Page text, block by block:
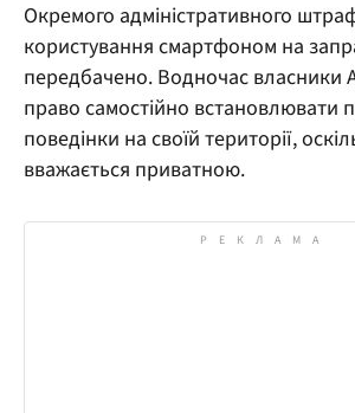
Окремого адміністративного
користування смартфоном на
передбачено. Водночас власники
право самостійно встановлювати
поведінки на своїй території,
вважається приватною.